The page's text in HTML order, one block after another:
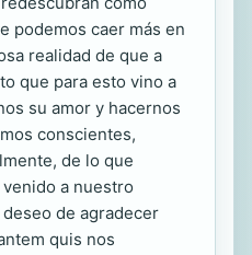
podemos caer más en
realidad de que a
que para esto vino a
su amor y hacernos
conscientes,
de lo que
a nuestro
de agradecer
quis nos